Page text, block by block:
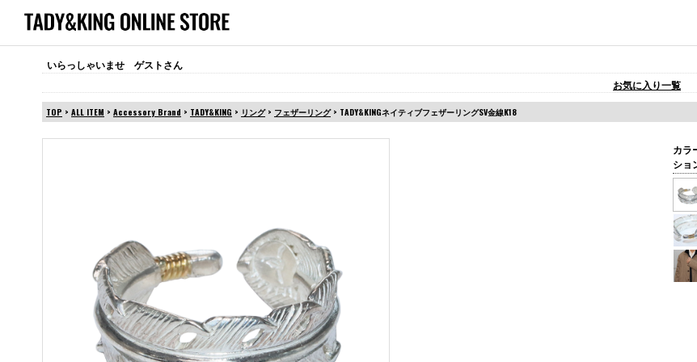
いらっしゃいませ ゲストさん
お気に入り一覧
TOP > ALL ITEM > Accessory Brand > TADY&KING > リング> フェザーリング> TADY&KINGネイティブフェザーリングSV金線K18
カラ
ショ